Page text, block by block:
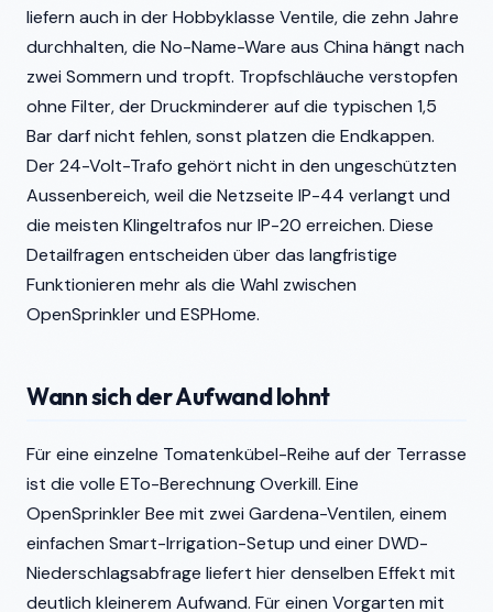
liefern auch in der Hobbyklasse Ventile, die zehn Jahre
durchhalten, die No-Name-Ware aus China hängt nach
zwei Sommern und tropft. Tropfschläuche verstopfen
ohne Filter, der Druckminderer auf die typischen 1,5
Bar darf nicht fehlen, sonst platzen die Endkappen.
Der 24-Volt-Trafo gehört nicht in den ungeschützten
Aussenbereich, weil die Netzseite IP-44 verlangt und
die meisten Klingeltrafos nur IP-20 erreichen. Diese
Detailfragen entscheiden über das langfristige
Funktionieren mehr als die Wahl zwischen
OpenSprinkler und ESPHome.
Wann sich der Aufwand lohnt
Für eine einzelne Tomatenkübel-Reihe auf der Terrasse
ist die volle ETo-Berechnung Overkill. Eine
OpenSprinkler Bee mit zwei Gardena-Ventilen, einem
einfachen Smart-Irrigation-Setup und einer DWD-
Niederschlagsabfrage liefert hier denselben Effekt mit
deutlich kleinerem Aufwand. Für einen Vorgarten mit